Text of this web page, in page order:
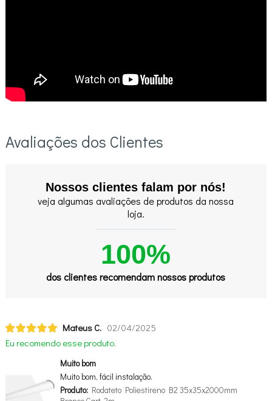
Avaliações dos Clientes
Nossos clientes falam por nós!
veja algumas avaliações de produtos da nossa
loja.
100%
dos clientes recomendam nossos produtos
Mateus C. 02/04/2025
Eu recomendo esse produto.
Muito bom
Muito bom, fácil instalação.
Produto:Rodateto Poliestireno B2 35x35x2000mm